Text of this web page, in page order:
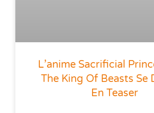
L’anime Sacrificial
The King Of Beasts Se
En Teaser